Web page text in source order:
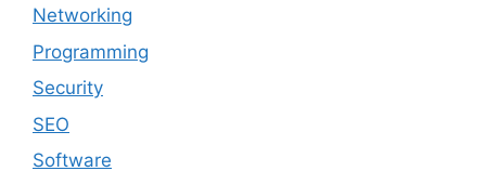
Networking
Programming
Security
SEO
Software